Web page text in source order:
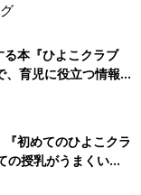
本『ひよこクラブ
育児に役立つ情報が
初めてのひよこクラ
の授乳がうまくい
のトラブル 解決テ